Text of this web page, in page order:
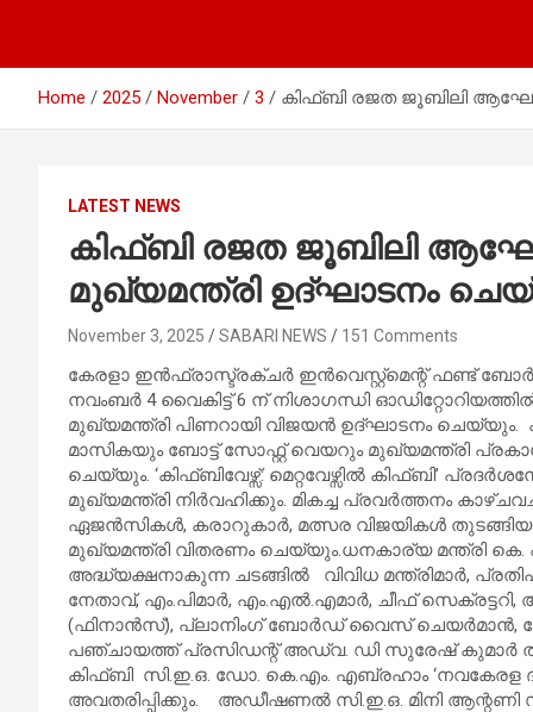
Home 2025 November 3 കിഫ്ബി രജത ജൂബിലി
LATEST NEWS
കിഫ്ബി രജത ജൂബിലി
മുഖ്യമന്ത്രി ഉദ്ഘാടനം
November 3, 2025 SABARI NEWS 151 Comments
കേരളാ ഇൻഫ്രാസ്ട്രക്ചർ ഇൻവെസ്റ്റ്മെന്റ് ഫണ്ട്
നവംബർ 4 വൈകിട്ട് 6 ന് നിശാഗന്ധി
മുഖ്യമന്ത്രി പിണറായി വിജയൻ ഉദ്ഘാടനം ചെയ്യും.
മാസികയും ബോട്ട് സോഫ്റ്റ് വെയറും മുഖ്യമന്ത്രി
ചെയ്യും. ‘കിഫ്ബിവേഴ്സ്: മെറ്റവേഴ്സിൽ കിഫ്ബി’
മുഖ്യമന്ത്രി നിർവഹിക്കും. മികച്ച പ്രവർത്തനം
ഏജൻസികൾ, കരാറുകാർ, മത്സര വിജയികൾ
മുഖ്യമന്ത്രി വിതരണം ചെയ്യും.ധനകാര്യ മന്ത്രി
അദ്ധ്യക്ഷനാകുന്ന ചടങ്ങിൽ വിവിധ മന്ത്രിമാർ,
നേതാവ്, എം.പിമാർ, എം.എൽ.എമാർ, ചീഫ്
(ഫിനാൻസ്), പ്ലാനിംഗ് ബോർഡ് വൈസ് ചെയർമാൻ,
പഞ്ചായത്ത് പ്രസിഡന്റ് അഡ്വ. ഡി സുരേഷ് കുമാർ
കിഫ്ബി സി.ഇ.ഒ. ഡോ. കെ.എം. എബ്രഹാം ‘നവകേരള
അവതരിപ്പിക്കും. അഡീഷണൽ സി.ഇ.ഒ. മിനി